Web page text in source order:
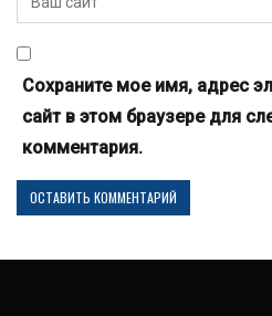
Сохраните мое имя, адрес
сайт в этом браузере для
комментария.